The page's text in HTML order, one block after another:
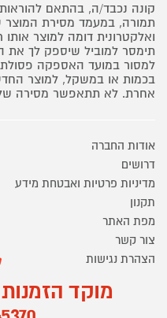
קונה נכבד/ה, בהתאם
תמורה, במעמד מסירת
ואלקטרונית דומה למוצר
תימסר למוביל שיספק לך את
למסור במועד האספקה פסולת
בכמות או במשקל, למוצר
אחרת. לא תתאפשר מסירה
אודות החברה
דרושים
מדיניות פרטיות ואבטחת מידע
תקנון
מפת האתר
צור קשר
הצהרת נגישות
מוקד